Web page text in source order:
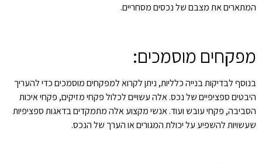
המתארים את מצבם של נכסים מסחריים.
מפקחים מוסמכים:
בנוסף לבדיקות בנייה כלליות, ניתן לקרוא למפקחים מוסמכים כדי להעריך
היבטים ספציפיים של נכס. אלה עשויים לכלול פקחי מזיקים, פקחי איכות
הסביבה, פקחי עובש ועוד. אנשי מקצוע אלה מתמקדים בדאגות ספציפיות
שעשויות להשפיע על יכולת המגורים או הערך של הנכס.